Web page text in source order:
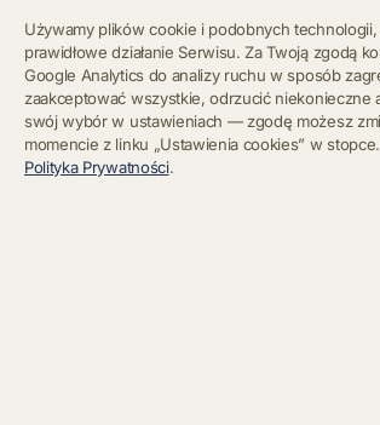
Używamy plików cookie i podobnych
prawidłowe działanie Serwisu. Za Twoją zgodą
Google Analytics do analizy ruchu w sposób
zaakceptować wszystkie, odrzucić niekonieczne
swój wybór w ustawieniach — zgodę możesz
momencie z linku „Ustawienia cookies” w
Polityka Prywatności.
Zapisz się
Chcę się wypisać z newslettera
Błąd połączenia z
serwerem.
Błąd połączenia z